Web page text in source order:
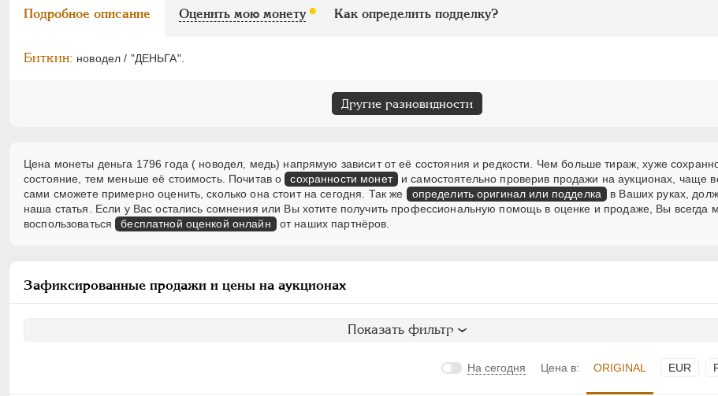
Подробное описание Оценить мою монету Как определить подделку?
Биткин: новодел / "ДЕНЬГА".
Другие разновидности
Цена монеты деньга 1796 года ( новодел, медь) напрямую зависит от её состояния и редкости. Чем больше тираж, хуже
состояние, тем меньше её стоимость. Почитав о сохранности монет и самостоятельно проверив продажи на аукционах, чаще
сами сможете примерно оценить, сколько она стоит на сегодня. Так же
определить оригинал или подделка
в Ваших руках,
наша статья. Если у Вас остались сомнения или Вы хотите получить профессиональную помощь в оценке и продаже, Вы всегда
воспользоваться бесплатной оценкой онлайн от наших партнёров.
Зафиксированные продажи и цены на аукционах
Показать фильтр
На сегодня Цена в: ORIGINAL EUR